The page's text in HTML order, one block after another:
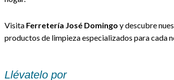
Visita Ferretería José Domingo y descubre
productos de limpieza especializados para cada
Llévatelo por